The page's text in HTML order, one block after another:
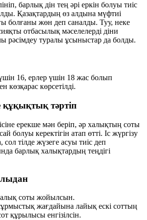
барлық дін тең әрі еркін болуы тиіс
Қазақтардың өз алдына мүфтиі
болғаны жөн деп саналды. Туу, неке
отбасылық мәселелерді діни
рәсімдеу туралы ұсыныстар да болды.
16, ерлер үшін 18 жас болып
көзқарас көрсетілді.
құқықтық тәртіп
ерекше мән беріп, әр халықтың соты
болуы керектігін атап өтті. Іс жүргізу
тілде жүзеге асуы тиіс деп
барлық халықтардың теңдігі
соты жойылсын.
жағдайына лайық ескі соттың
құрылысы енгізілсін.